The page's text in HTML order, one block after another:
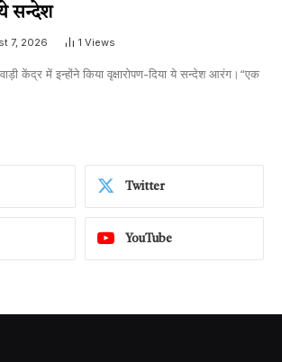
ये सन्देश
7, 2026 1 Views
केंद्र में इन्होंने किया वृक्षारोपण-दिया ये सन्देश आरंग।“एक
Twitter
YouTube